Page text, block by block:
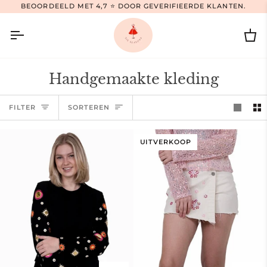
naar
BEOORDEELD MET 4,7 ⭐ DOOR GEVERIFIEERDE KLANTEN.
Handgemaakte kleding
FILTER Sorteren
SORTEREN
UITVERKOOP